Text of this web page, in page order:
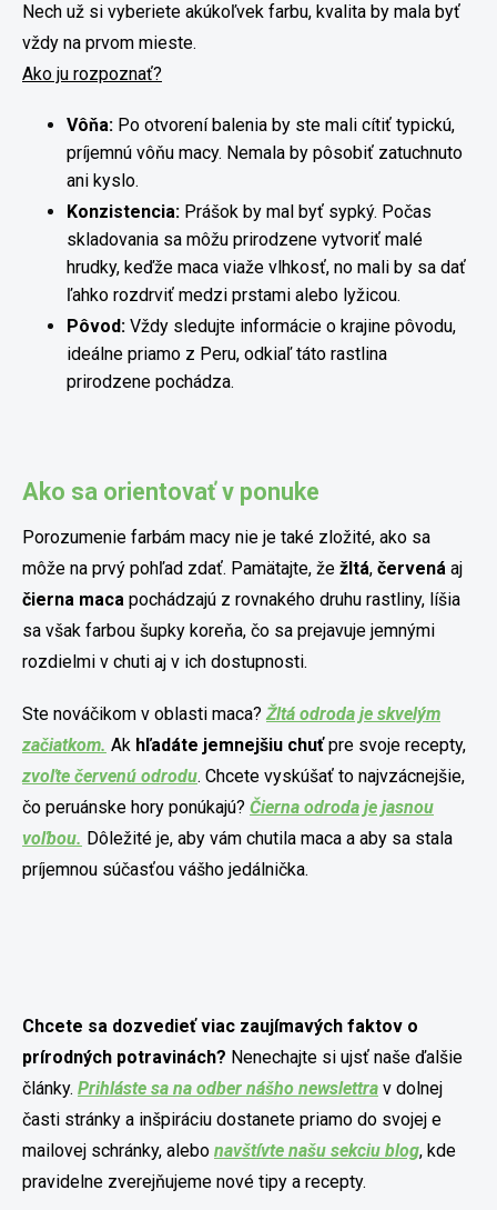
Nech už si vyberiete akúkoľvek farbu, kvalita by mala byť
vždy na prvom mieste.
Ako ju rozpoznať?
Vôňa: Po otvorení balenia by ste mali cítiť typickú,
príjemnú vôňu macy. Nemala by pôsobiť zatuchnuto
ani kyslo.
Konzistencia: Prášok by mal byť sypký. Počas
skladovania sa môžu prirodzene vytvoriť malé
hrudky, keďže maca viaže vlhkosť, no mali by sa dať
ľahko rozdrviť medzi prstami alebo lyžicou.
Pôvod: Vždy sledujte informácie o krajine pôvodu,
ideálne priamo z Peru, odkiaľ táto rastlina
prirodzene pochádza.
Ako sa orientovať v ponuke
Porozumenie farbám macy nie je také zložité, ako sa
môže na prvý pohľad zdať. Pamätajte, že žltá, červená aj
čierna maca pochádzajú z rovnakého druhu rastliny, líšia
sa však farbou šupky koreňa, čo sa prejavuje jemnými
rozdielmi v chuti aj v ich dostupnosti.
Ste nováčikom v oblasti maca?Žltá odroda je skvelým
začiatkom. Ak hľadáte jemnejšiu chuťpre svoje recepty,
zvoľte červenú odrodu. Chcete vyskúšať to najvzácnejšie,
čo peruánske hory ponúkajú? Čierna odroda je jasnou
voľbou. Dôležité je, aby vám chutila maca a aby sa stala
príjemnou súčasťou vášho jedálnička.
Chcete sa dozvedieť viac zaujímavých faktov o
prírodných potravinách? Nenechajte si ujsť naše ďalšie
články. Prihláste sa na odber nášho newslettra v dolnej
časti stránky a inšpiráciu dostanete priamo do svojej e
mailovej schránky, alebo navštívte našu sekciu blog, kde
pravidelne zverejňujeme nové tipy a recepty.